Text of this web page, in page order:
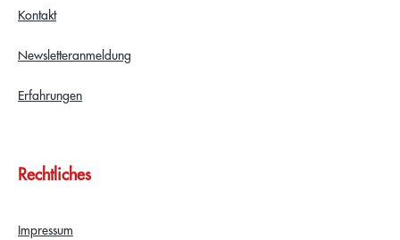
Kontakt
Newsletteranmeldung
Erfahrungen
Rechtliches
Impressum